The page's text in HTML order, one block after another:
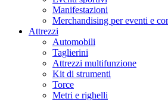
Manifestazioni
Merchandising per eventi e
Attrezzi
Automobili
Taglierini
Attrezzi multifunzione
Kit di strumenti
Torce
Metri e righelli